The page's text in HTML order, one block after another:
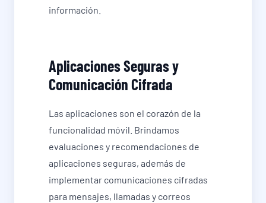
información.
Aplicaciones Seguras y
Comunicación Cifrada
Las aplicaciones son el corazón de la
funcionalidad móvil. Brindamos
evaluaciones y recomendaciones de
aplicaciones seguras, además de
implementar comunicaciones cifradas
para mensajes, llamadas y correos